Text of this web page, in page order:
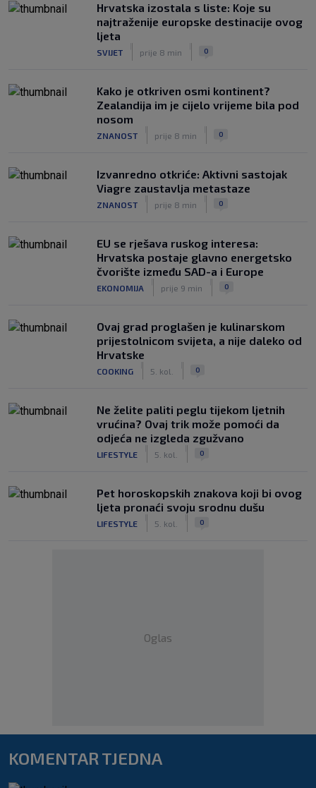
Hrvatska izostala s liste: Koje su
najtraženije europske destinacije ovog
ljeta
SVIJET prije 8 min 0
Kako je otkriven osmi kontinent?
Zealandija im je cijelo vrijeme bila pod
nosom
ZNANOST prije 8 min 0
Izvanredno otkriće: Aktivni sastojak
Viagre zaustavlja metastaze
ZNANOST prije 8 min 0
EU se rješava ruskog interesa:
Hrvatska postaje glavno energetsko
čvorište između SAD-a i Europe
EKONOMIJA prije 9 min 0
Ovaj grad proglašen je kulinarskom
prijestolnicom svijeta, a nije daleko od
Hrvatske
COOKING 5. kol. 0
Ne želite paliti peglu tijekom ljetnih
vrućina? Ovaj trik može pomoći da
odjeća ne izgleda zgužvano
LIFESTYLE 5. kol. 0
Pet horoskopskih znakova koji bi ovog
ljeta pronaći svoju srodnu dušu
LIFESTYLE 5. kol. 0
Oglas
KOMENTAR TJEDNA